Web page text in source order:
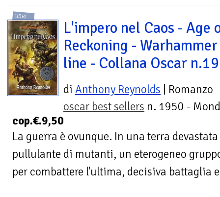
LIBRI
L'impero nel Caos - Age
Reckoning -
line - Collana Oscar
di Anthony Reynolds | Romanzo
oscar best sellers n. 1950 -
cop.€.9,50
La guerra è ovunque. In una terra
pullulante di mutanti, un eterogeneo
per combattere l'ultima, decisiva battaglia